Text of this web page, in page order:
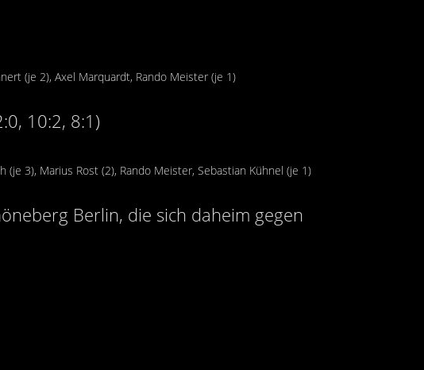
(je 2), Axel Marquardt, Rando Meister (je 1)
10:2, 8:1)
(je 3), Marius Rost (2), Rando Meister, Sebastian Kühnel (je 1)
Berlin, die sich daheim gegen